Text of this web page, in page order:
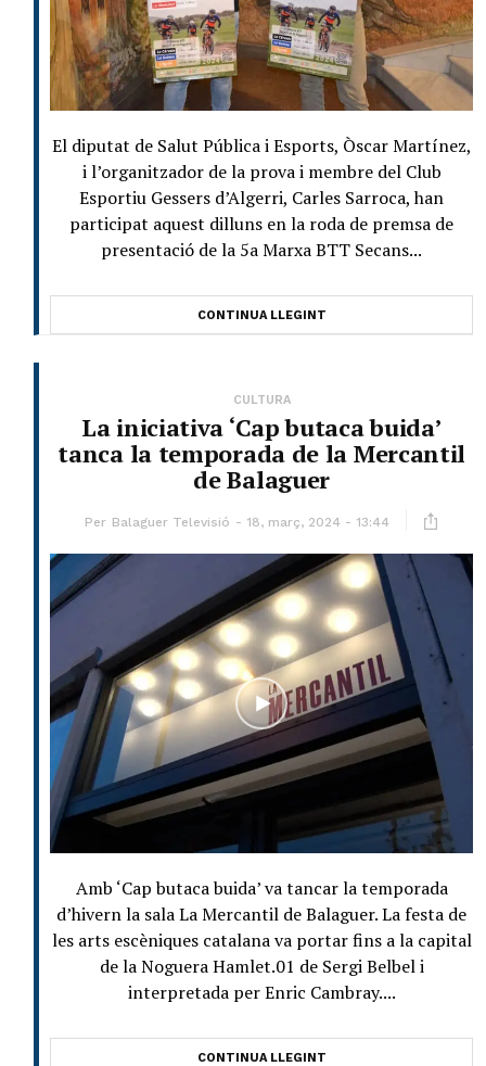
El diputat de Salut Pública i Esports, Òscar Martínez,
i l’organitzador de la prova i membre del Club
Esportiu Gessers d’Algerri, Carles Sarroca, han
participat aquest dilluns en la roda de premsa de
presentació de la 5a Marxa BTT Secans...
CONTINUA LLEGINT
CULTURA
La iniciativa ‘Cap butaca buida’
tanca la temporada de la Mercantil
de Balaguer
Per Balaguer Televisió 18, març, 2024 - 13:44
Amb ‘Cap butaca buida’ va tancar la temporada
d’hivern la sala La Mercantil de Balaguer. La festa de
les arts escèniques catalana va portar fins a la capital
de la Noguera Hamlet.01 de Sergi Belbel i
interpretada per Enric Cambray....
CONTINUA LLEGINT